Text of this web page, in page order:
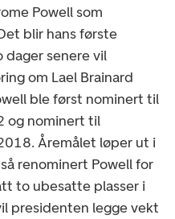
Powell som
blir hans første
dager senere vil
om Lael Brainard
ble først nominert til
og nominert til
Åremålet løper ut i
renominert Powell for
to ubesatte plasser i
presidenten legge vekt